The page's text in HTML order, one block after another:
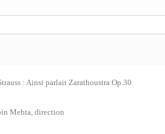
: Ainsi parlait Zarathoustra Op.30
Mehta, direction